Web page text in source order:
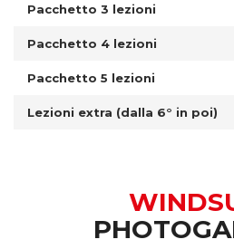
Pacchetto 3 lezioni
Pacchetto 4 lezioni
Pacchetto 5 lezioni
Lezioni extra (dalla 6° in poi)